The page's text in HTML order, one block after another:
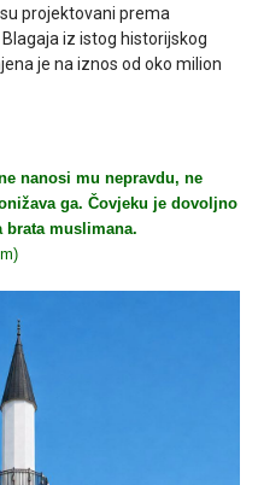
projektovani prema
iz istog historijskog
je na iznos od oko milion
nanosi mu nepravdu, ne
ga. Čovjeku je dovoljno
brata muslimana.